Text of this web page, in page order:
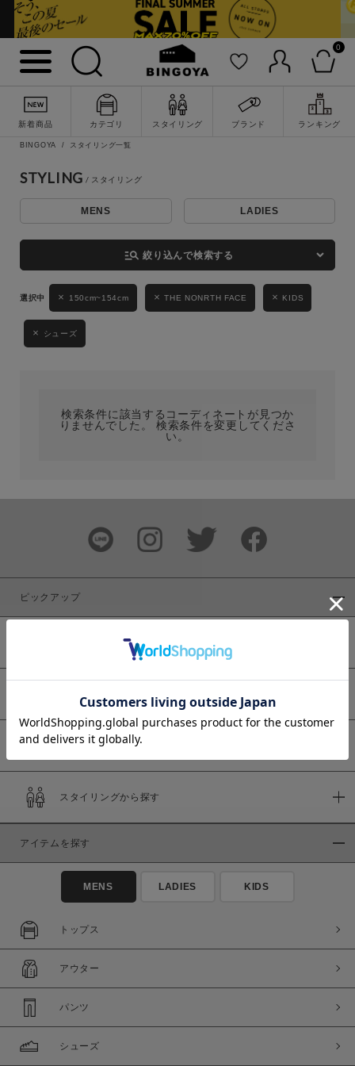
0
新着商品 カテゴリ スタイリング ブランド ランキング
詳細検索
キーワード
性別
MENS LADIES KIDS
ブランド
商品タイプ
通常商品
セール価格
在庫
在庫あり
BINGOYA スタイリング一覧
STYLING
MENS LADIES
manage_search 絞り込んで検索する
150cm~154cm THE NONRTH FACE KIDS
シューズ
検索条件に該当するコーディネートが見つか
りませんでした。 検索条件を変更してくださ
い。
ピックアップ
予約商品
スタイリングから探す
アイテムを探す
MENS LADIES KIDS
トップス
アウター
パンツ
シューズ